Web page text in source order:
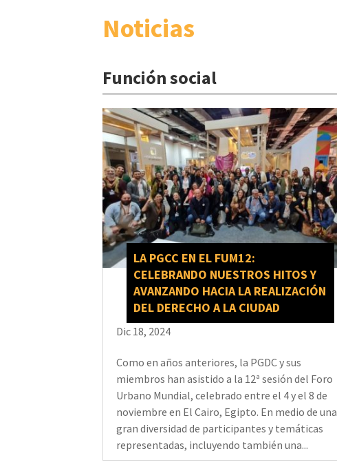
Noticias
Función social
LA PGCC EN EL FUM12:
CELEBRANDO NUESTROS HITOS Y
AVANZANDO HACIA LA REALIZACIÓN
DEL DERECHO A LA CIUDAD
Dic 18, 2024
Como en años anteriores, la PGDC y sus
miembros han asistido a la 12ª sesión del Foro
Urbano Mundial, celebrado entre el 4 y el 8 de
noviembre en El Cairo, Egipto. En medio de una
gran diversidad de participantes y temáticas
representadas, incluyendo también una...